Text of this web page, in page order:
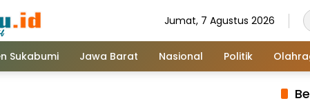
Jumat, 7 Agustus 2026
Sukabumi Jawa Barat Nasional Politik